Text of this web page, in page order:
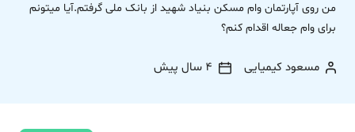
من روی آپارتمان وام مسکن بنیاد شهید از بانک ملی گرفتم.آیا میتونم
برای وام جعاله اقدام کنم؟
مسعود کیمیایی 4 سال پیش